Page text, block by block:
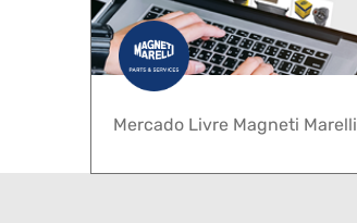
Mercado Livre Magneti Marelli